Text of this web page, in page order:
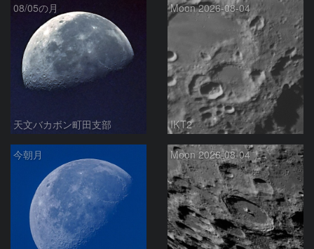
08/05の月
天文バカボン町田支部
Moon 2026-08-04
IKT2
今朝月 Moon 2026-08-04